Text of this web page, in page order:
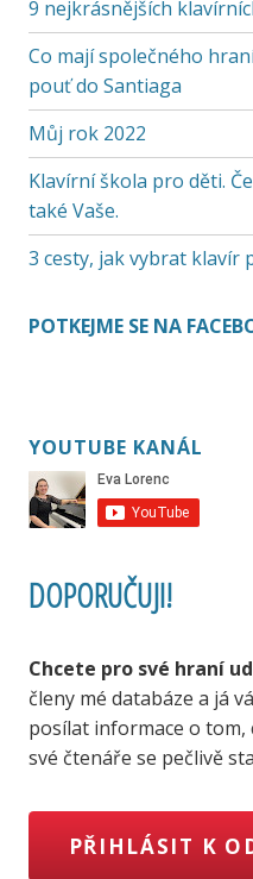
9 nejkrásnějších
Co mají společného
pouť do Santiaga
Můj rok 2022
Klavírní škola pro děti.
také Vaše.
3 cesty, jak vybrat klavír
POTKEJME SE NA
YOUTUBE KANÁL
DOPORUČUJI!
Chcete pro své hraní
členy mé databáze a já
posílat informace o tom,
své čtenáře se pečlivě
PŘIHLÁSIT K